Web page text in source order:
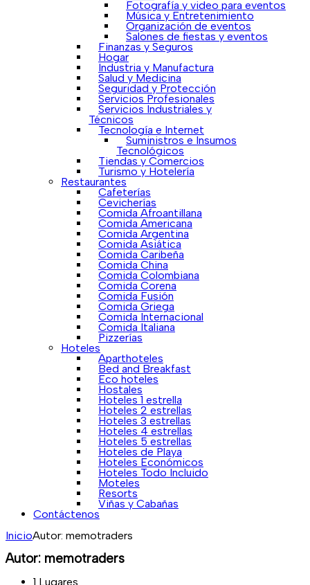
Fotografía y video para eventos
Música y Entretenimiento
Organización de eventos
Salones de fiestas y eventos
Finanzas y Seguros
Hogar
Industria y Manufactura
Salud y Medicina
Seguridad y Protección
Servicios Profesionales
Servicios Industriales y
Técnicos
Tecnología e Internet
Suministros e Insumos
Tecnológicos
Tiendas y Comercios
Turismo y Hotelería
Restaurantes
Cafeterías
Cevicherías
Comida Afroantillana
Comida Americana
Comida Argentina
Comida Asiática
Comida Caribeña
Comida China
Comida Colombiana
Comida Corena
Comida Fusión
Comida Griega
Comida Internacional
Comida Italiana
Pizzerías
Hoteles
Aparthoteles
Bed and Breakfast
Eco hoteles
Hostales
Hoteles 1 estrella
Hoteles 2 estrellas
Hoteles 3 estrellas
Hoteles 4 estrellas
Hoteles 5 estrellas
Hoteles de Playa
Hoteles Económicos
Hoteles Todo Incluido
Moteles
Resorts
Viñas y Cabañas
Contáctenos
InicioAutor: memotraders
Autor: memotraders
1 Lugares